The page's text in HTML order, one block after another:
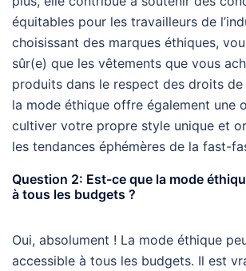
équitables pour les travailleurs de
choisissant des marques éthiques,
sûr(e) que les vêtements que vous
produits dans le respect des droits de
la mode éthique offre également une
cultiver votre propre style unique et
les tendances éphémères de la fast-
Question 2: Est-ce que la mode
à tous les budgets ?
Oui, absolument ! La mode éthique
accessible à tous les budgets. Il est